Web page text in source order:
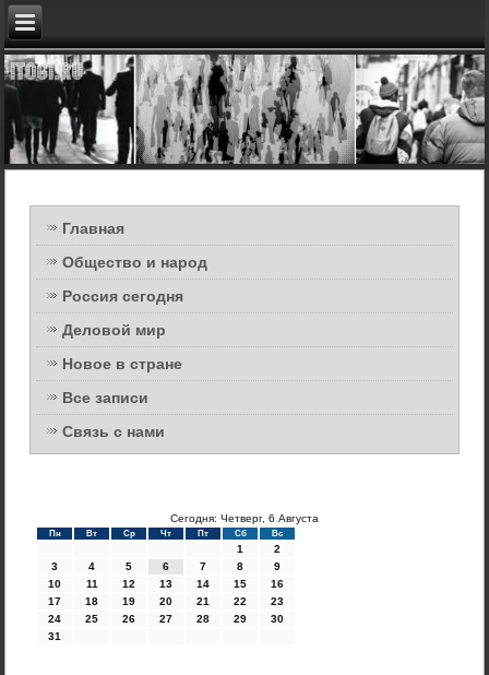
Главная
Общество и народ
Россия сегодня
Деловой мир
Новое в стране
Все записи
Связь с нами
Сегодня: Четверг, 6 Августа
Пн Вт Ср Чт Пт Сб Вс
1
2
3
4 5 6 7 8
9
10
11 12 13 14 15
16
17
18 19 20 21 22
23
24
25 26 27 28 29
30
31